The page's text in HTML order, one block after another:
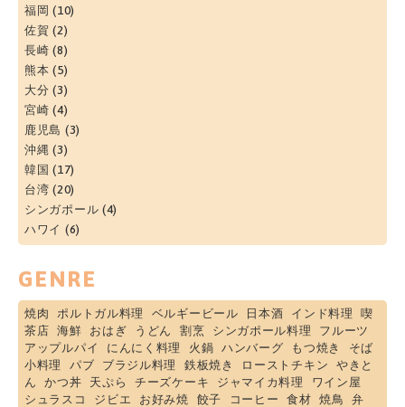
福岡 (10)
佐賀 (2)
長崎 (8)
熊本 (5)
大分 (3)
宮崎 (4)
鹿児島 (3)
沖縄 (3)
韓国 (17)
台湾 (20)
シンガポール (4)
ハワイ (6)
GENRE
焼肉 ポルトガル料理 ベルギービール 日本酒 インド料理
喫
茶店
海鮮 おはぎ うどん 割烹 シンガポール料理
フルーツ
アップルパイ
にんにく料理 火鍋 ハンバーグ もつ焼き
そば
小料理
パブ ブラジル料理 鉄板焼き ローストチキン
やきと
ん
かつ丼 天ぷら チーズケーキ ジャマイカ料理
ワイン屋
シュラスコ
ジビエ お好み焼 餃子 コーヒー 食材 焼鳥
弁